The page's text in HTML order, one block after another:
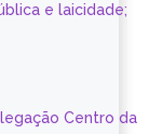
e laicidade;
Centro da